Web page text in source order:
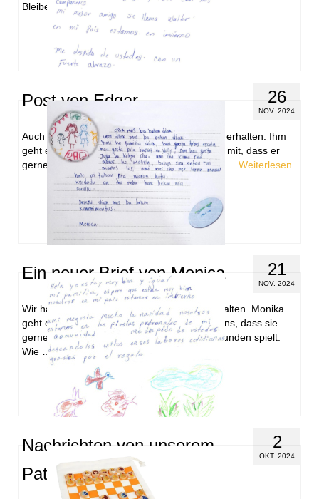
Bleiben Sie gesund.
26
NOV. 2024
Post von Edgar
Auch von Edgar haben wir einen neuen Brief erhalten. Ihm
geht es sehr gut. In seinem Brief teilte er uns mit, dass er
gerne Fußball spielt und großer Real Madrid … Weiterlesen
21
NOV. 2024
Ein neuer Brief von Monica
Wir haben einen neuen Brief von Monica erhalten. Monika
geht es sehr gut. In ihrem Brief schreibt sie uns, dass sie
gerne Volleyball und Basketball mit ihren Freunden spielt.
Wie …Weiterlesen
2
OKT. 2024
Nachrichten von unserem
Patenkind Edgar